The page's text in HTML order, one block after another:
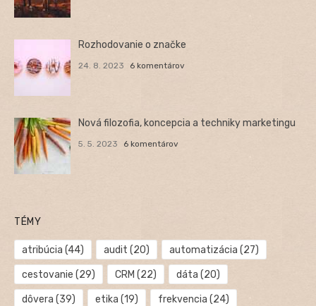
Rozhodovanie o značke
24. 8. 2023 6 komentárov
Nová filozofia, koncepcia a techniky marketingu
5. 5. 2023 6 komentárov
TÉMY
atribúcia (44) audit (20) automatizácia (27)
cestovanie (29) CRM (22) dáta (20)
dôvera (39) etika (19) frekvencia (24)